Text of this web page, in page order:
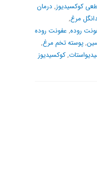
کوکسیدیوز, درمان
مرغ,
روده, عفونت روده
,پوسته تخم مرغ,
,کوکسیدیوز